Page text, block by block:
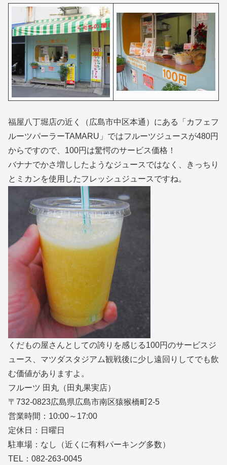
福屋八丁堀店の近く（広島市中区本通）にある「カフェフ
ルーツパーラーTAMARU」ではフルーツジュースが480円
からですので、100円は驚愕のサービス価格！
バナナでかさ増ししたようなジュースではなく、きっちり
とミカンを使用したフレッシュジュースですね。
くだもの屋さんとしての誇りを感じる100円のサービスジ
ュース、マツダスタジアム観戦後に少し遠回りしてでも飲
む価値がありますよ。
フルーツ 田丸（田丸果実店）
〒732-0823広島県広島市南区猿猴橋町2-5
営業時間：10:00～17:00
定休日：日曜日
駐車場：なし（近くに有料パーキング多数）
TEL：082-263-0045